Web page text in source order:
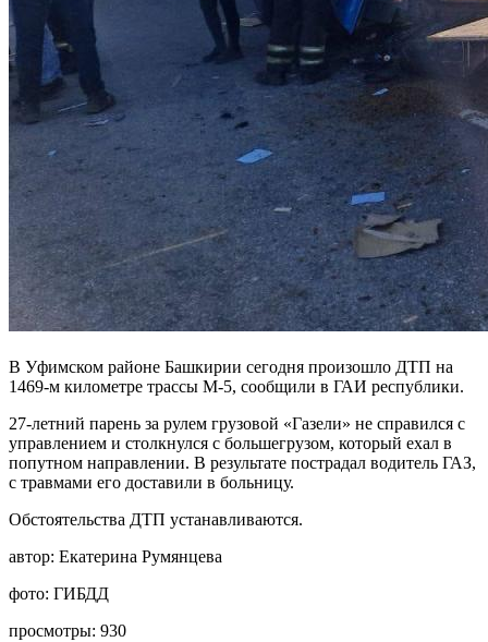
В Уфимском районе Башкирии сегодня произошло ДТП на
1469-м километре трассы М-5, сообщили в ГАИ республики.
27-летний парень за рулем грузовой «Газели» не справился с
управлением и столкнулся с большегрузом, который ехал в
попутном направлении. В результате пострадал водитель ГАЗ,
с травмами его доставили в больницу.
Обстоятельства ДТП устанавливаются.
автор: Екатерина Румянцева
фото: ГИБДД
просмотры: 930